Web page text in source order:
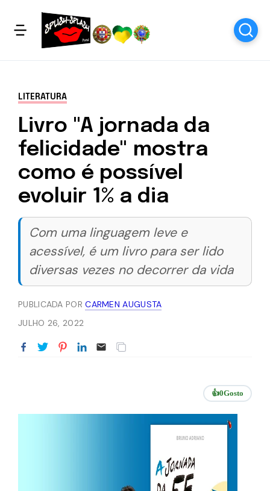
LITERATURA
Livro "A jornada da
felicidade" mostra
como é possível
evoluir 1% a dia
Com uma linguagem leve e
acessível, é um livro para ser lido
diversas vezes no decorrer da vida
PUBLICADA PORCARMEN AUGUSTA
JULHO 26, 2022
👍0Gosto